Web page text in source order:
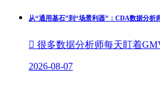
从“通用基石”到“场景利器”：CDA数据分析
 很多数据分析师每天盯着
2026-08-07